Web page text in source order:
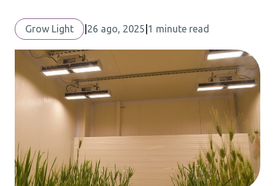
Grow Light 26 ago, 2025 1 minute read